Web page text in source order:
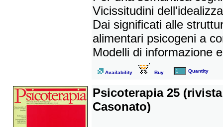
Vicissitudini
Dai significati alle
alimentari psicogeni a
Modelli di informazione
Availability Buy Quantity
Psicoterapia 25
Casonato)